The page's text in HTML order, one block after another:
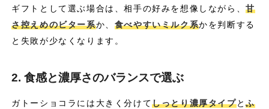
ギフトとして選ぶ場合は、相手の好みを想像しながら、甘
さ控えめのビター系か、 食べやすいミルク系かを判断する
と失敗が少なくなります。
2. 食感と濃厚さのバランスで選ぶ
ガトーショコラには大きく分けてしっとり濃厚タイプとふ